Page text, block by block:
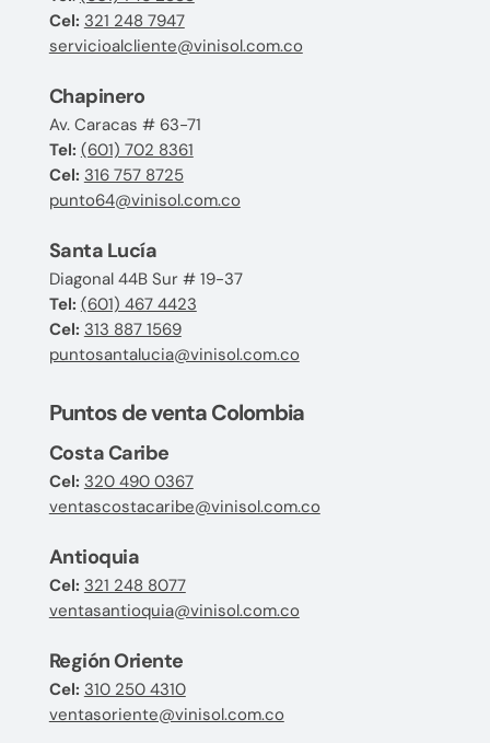
Cel: 321 248 7947
servicioalcliente@vinisol.com.co
Chapinero
Av. Caracas # 63-71
Tel: (601) 702 8361
Cel: 316 757 8725
punto64@vinisol.com.co
Santa Lucía
Diagonal 44B Sur # 19-37
Tel: (601) 467 4423
Cel: 313 887 1569
puntosantalucia@vinisol.com.co
Puntos de venta Colombia
Costa Caribe
Cel: 320 490 0367
ventascostacaribe@vinisol.com.co
Antioquia
Cel: 321 248 8077
ventasantioquia@vinisol.com.co
Región Oriente
Cel: 310 250 4310
ventasoriente@vinisol.com.co